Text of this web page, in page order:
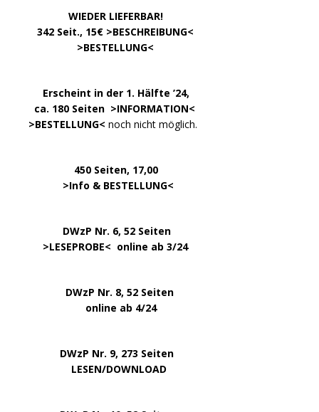
WIEDER LIEFERBAR!
342 Seit., 15€ >BESCHREIBUNG<
>BESTELLUNG<
Erscheint in der 1. Hälfte ’24,
ca. 180 Seiten >INFORMATION<
>BESTELLUNG< noch nicht möglich.
450 Seiten, 17,00
>Info & BESTELLUNG<
DWzP Nr. 6, 52 Seiten
>LESEPROBE< online ab 3/24
DWzP Nr. 8, 52 Seiten
online ab 4/24
DWzP Nr. 9, 273 Seiten
LESEN/DOWNLOAD